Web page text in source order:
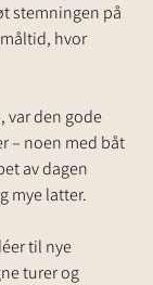
stemningen på
hvor
var den gode
– noen med båt
av dagen
mye latter.
til nye
turer og